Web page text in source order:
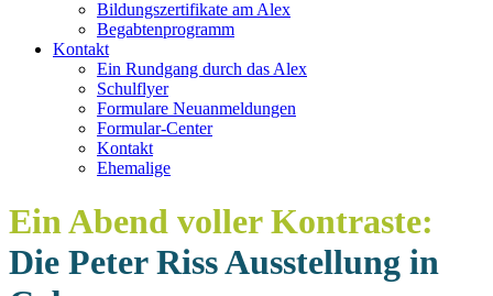
Bildungszertifikate am Alex
Begabtenprogramm
Kontakt
Ein Rundgang durch das Alex
Schulflyer
Formulare Neuanmeldungen
Formular-Center
Kontakt
Ehemalige
Ein Abend voller Kontraste:
Die Peter Riss Ausstellung in